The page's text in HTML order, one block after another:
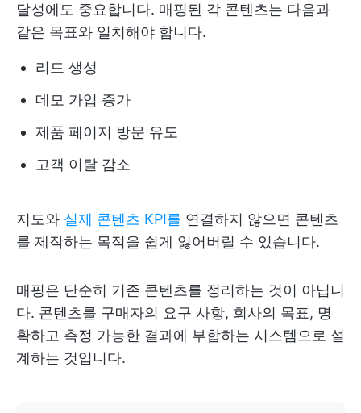
달성에도 중요합니다. 매핑된 각 콘텐츠는 다음과
같은 목표와 일치해야 합니다.
리드 생성
데모 가입 증가
제품 페이지 방문 유도
고객 이탈 감소
지도와 실제 콘텐츠 KPI를 연결하지 않으면 콘텐츠
를 제작하는 목적을 쉽게 잃어버릴 수 있습니다.
매핑은 단순히 기존 콘텐츠를 정리하는 것이 아닙니
다. 콘텐츠를 구매자의 요구 사항, 회사의 목표, 명
확하고 측정 가능한 결과에 부합하는 시스템으로 설
계하는 것입니다.